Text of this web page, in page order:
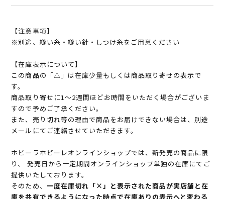
【注意事項】
※別途、縫い糸・縫い針・しつけ糸をご用意ください
【在庫表示について】
この商品の「△」は在庫少量もしくは商品取り寄せの表示で
す。
商品取り寄せに1～2週間ほどお時間をいただく場合がございま
すので予めご了承ください。
また、売り切れ等の理由で商品をお届けできない場合は、別途
メールにてご連絡させていただきます。
ホビーラホビーレオンラインショップでは、新発売の商品に限
り、 発売日から一定期間オンラインショップ単独の在庫にてご
提供いたしております。
そのため、 一度在庫切れ「×」と表示された商品が実店舗と在
庫を共有できるようになった時点で在庫ありの表示へと変わる